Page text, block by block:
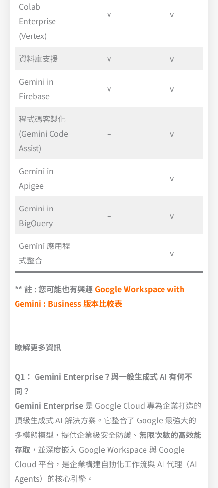
Colab
Enterprise
(Vertex)
v v
資料庫支援 v
v
Gemini in
Firebase
v v
程式碼客製化
(Gemini Code
Assist)
– v
Gemini in
Apigee
– v
Gemini in
BigQuery
– v
Gemini 應用程
式整合
– v
** 註 : 您可能也有興趣 Google Workspace with
Gemini : Business 版本比較表
瞭解更多資訊
Q1： Gemini Enterprise？與一般生成式 AI 有何不
同？
Gemini Enterprise 是 Google Cloud 專為企業打造的
頂級生成式 AI 解決方案。它整合了 Google 最強大的
多模態模型，提供企業級安全防護、 無限次數的高效能
存取 ，並深度嵌入 Google Workspace 與 Google
Cloud 平台，是企業構建自動化工作流與 AI 代理（AI
Agents）的核心引擎。